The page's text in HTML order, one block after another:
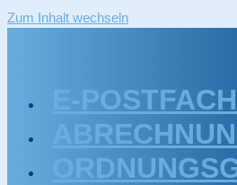
Zum Inhalt wechseln
E-POSTFACH